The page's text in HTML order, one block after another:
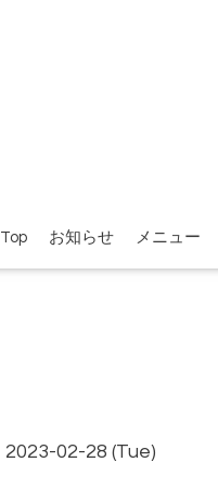
Top お知らせ メニュー
2023-02-28 (Tue)